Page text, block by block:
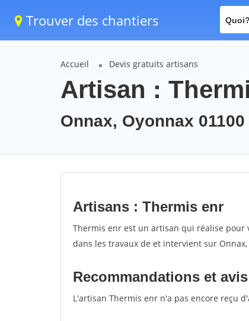
Trouver des chantiers Quoi?
Accueil Devis gratuits artisans
Artisan :
Onnax, Oyonnax 01100
Artisans : Thermis enr
Thermis enr est un artisan qui réalise pour
dans les travaux de et intervient sur
Recommandations et
L'artisan Thermis enr n'a pas encore reçu